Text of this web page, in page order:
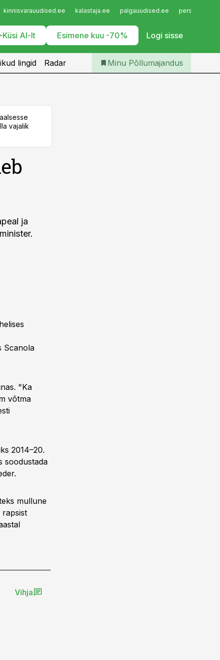
kinnisvarauudised.ee kalastaja.ee palgauudised.ee
Küsi AI-lt Esimene kuu -70% Logi sisse
Iseteenindus
Telli Põllumajandus
lingid Radar Minu Põllumajandus
vajalik
ja
Scanola
"Ka
võtma
2014–20.
soodustada
mullune
rapsist
Vihja